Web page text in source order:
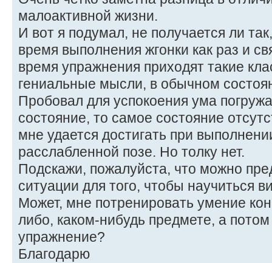
малоактивной жизни.
И вот я подумал, не получается ли
время выполнения жгонки как раз и
время упражнения приходят такие
гениальные мысли, в обычном
Пробовал для успокоения ума
состояние, то самое состояние
мне удается достигать при
расслабленной позе. Но толку нет.
Подскажи, пожалуйста, что можно
ситуации для того, чтобы научиться
Может, мне потренировать умение
либо, каком-нибудь предмете, а
упражнение?
Благодарю